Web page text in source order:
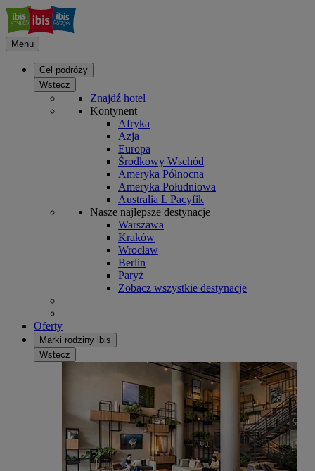
Menu
Cel podróży
Wstecz
Znajdź hotel
Kontynent
Afryka
Azja
Europa
Środkowy Wschód
Ameryka Północna
Ameryka Południowa
Australia L Pacyfik
Nasze najlepsze destynacje
Warszawa
Kraków
Wrocław
Berlin
Paryż
Zobacz wszystkie destynacje
Oferty
Marki rodziny ibis
Wstecz